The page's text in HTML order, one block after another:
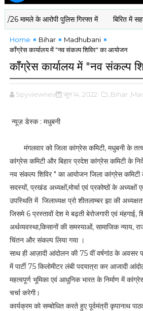
के आरोपी पुलिस गिरफ्त में बिरित में सहनी
Home Bihar
Madhubani
काँग्रेस कार्यालय में "नव संकल्प शिविर" का आयोजन
काँग्रेस कार्यालय में "नव संकल्प
Spyviewnews जून 14, 2022 ,Bihar
न्यूज़ डेस्क : मधुबनी
मंगलवार को जिला कांग्रेस कमिटी, मधुबनी के
कांग्रेस कमिटी और बिहार प्रदेश कांग्रेस कमिटी के
नव संकल्प शिविर " का आयोजन जिला कांग्रेस कमिटी के
सदस्यों, प्रखंड अध्यक्षों,मोर्चा एवं प्रकोष्ठों के अध्यक्षों
उपस्थिति में जिलाध्यक्ष प्रो शीतलाम्बर झा की
जिसमे 6 प्रस्तावों देश मे बढ़ती बेरोजगारी एवं मंहगाई,
अर्थव्यवस्था,किसानों की समस्याओं, सामाजिक न्याय,
चिंतन और संकल्प लिया गया ।
साथ ही आज़ादी आंदोलन की 75 वीं वर्षगांठ के अवसर
में पार्टी 75 किलोमीटर लंबी पदयात्रा कर आजादी
महत्वपूर्ण भूमिका एवं आधुनिक भारत के निर्माण में
चर्चा करेगी।
कार्यक्रम को सम्बोधित करते हुए पूर्वमंत्री कृपानाथ